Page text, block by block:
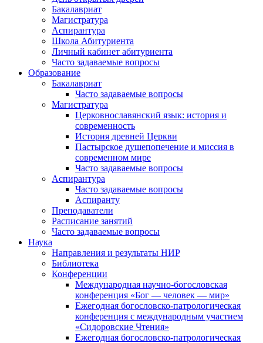
Бакалавриат
Магистратура
Аспирантура
Школа Абитуриента
Личный кабинет абитуриента
Часто задаваемые вопросы
Образование
Бакалавриат
Часто задаваемые вопросы
Магистратура
Церковнославянский язык: история и
современность
История древней Церкви
Пастырское душепопечение и миссия в
современном мире
Часто задаваемые вопросы
Аспирантура
Часто задаваемые вопросы
Аспиранту
Преподаватели
Расписание занятий
Часто задаваемые вопросы
Наука
Направления и результаты НИР
Библиотека
Конференции
Международная научно-богословская
конференция «Бог — человек — мир»
Ежегодная богословско-патрологическая
конференция с международным участием
«Сидоровские Чтения»
Ежегодная богословско-патрологическая